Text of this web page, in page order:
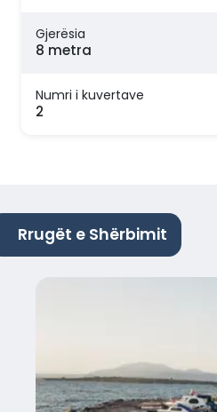
Gjerësia
8 metra
Numri i kuvertave
2
Rrugët e Shërbimit